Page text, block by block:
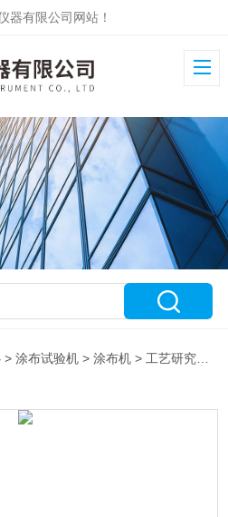
器有限公司网站！
>涂布试验机 >涂布机 > 工艺研究涂布试验机